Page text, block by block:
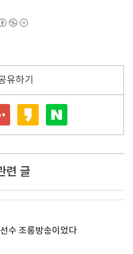
유하기
련 글
수 조롱방송이었다